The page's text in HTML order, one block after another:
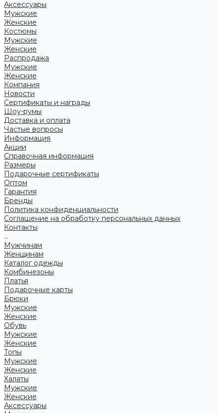
Аксессуары
Мужские
Женские
Костюмы
Мужские
Женские
Распродажа
Мужские
Женские
Компания
Новости
Сертификаты и награды
Шоу-румы
Доставка и оплата
Частые вопросы
Информация
Акции
Справочная информация
Размеры
Подарочные сертификаты
Оптом
Гарантия
Бренды
Политика конфиденциальности
Соглашение на обработку персональных данных
Контакты
...
Мужчинам
Женщинам
Каталог одежды
Комбинезоны
Платья
Подарочные карты
Брюки
Мужские
Женские
Обувь
Мужские
Женские
Топы
Мужские
Женские
Халаты
Мужские
Женские
Аксессуары